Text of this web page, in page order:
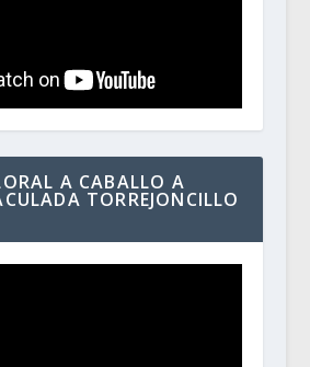
A CABALLO A
TORREJONCILLO